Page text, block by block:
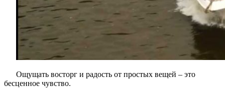
Ощущать восторг и радость от простых вещей – это
бесценное чувство.